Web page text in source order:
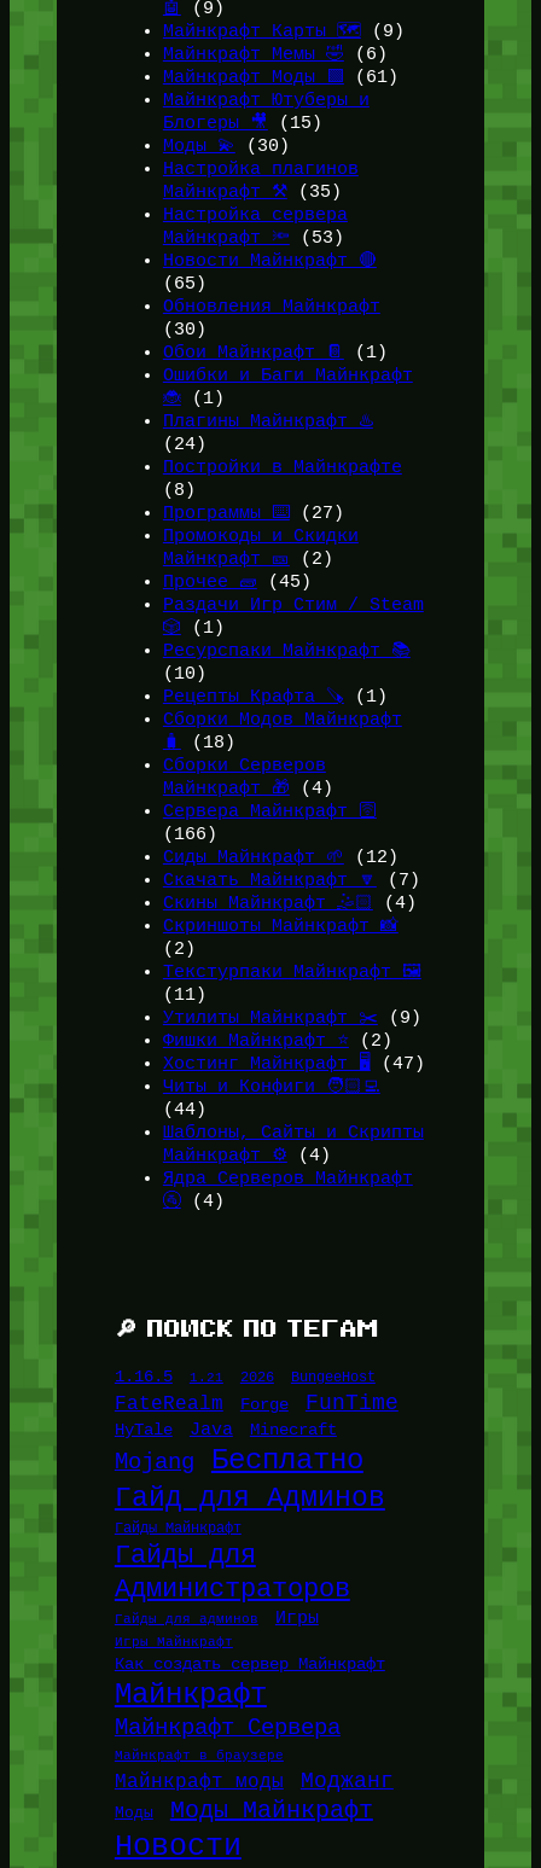
🤖
(9)
Майнкрафт Карты 🗺️(9)
Майнкрафт Мемы 🤣 (6)
Майнкрафт Моды 🟩 (61)
Майнкрафт Ютуберы и
Блогеры 🎥
(15)
Моды 💫
(30)
Настройка плагинов
Майнкрафт ⚒️(35)
Настройка сервера
Майнкрафт 🔦 (53)
Новости Майнкрафт 🔴
(65)
Обновления Майнкрафт
(30)
Обои Майнкрафт 📔
(1)
Ошибки и Баги Майнкрафт
🐞(1)
Плагины Майнкрафт ♨️
(24)
Постройки в Майнкрафте
(8)
Программы ⌨️(27)
Промокоды и Скидки
Майнкрафт 🎫
(2)
Прочее 🧱 (45)
Раздачи Игр Стим / Steam
🎲 (1)
Ресурспаки Майнкрафт 📚
(10)
Рецепты Крафта 🪚 (1)
Сборки Модов Майнкрафт
🧳
(18)
Сборки Серверов
Майнкрафт 🎁 (4)
Сервера Майнкрафт 🛜
(166)
Сиды Майнкрафт 🌱
(12)
Скачать Майнкрафт 🔽
(7)
Скины Майнкрафт 🤹🏻
(4)
Скриншоты Майнкрафт 📸
(2)
Текстурпаки Майнкрафт 🖼️
(11)
Утилиты Майнкрафт ✂️ (9)
Фишки Майнкрафт ⭐(2)
Хостинг Майнкрафт 🖥️ (47)
Читы и Конфиги 🧑🏻‍💻
(44)
Шаблоны, Сайты и Скрипты
Майнкрафт ⚙️ (4)
Ядра Серверов Майнкрафт
🚰(4)
🔎 ПОИСК ПО ТЕГАМ
1.16.5 1.21 2026 BungeeHost
FateRealm Forge FunTime
HyTale Java Minecraft
Mojang Бесплатно
Гайд для Админов
Гайды Майнкрафт
Гайды для
Администраторов
Гайды для админов Игры
Игры Майнкрафт
Как создать сервер Майнкрафт
Майнкрафт
Майнкрафт Сервера
Майнкрафт в браузере
Майнкрафт моды Моджанг
Моды Моды Майнкрафт
Новости